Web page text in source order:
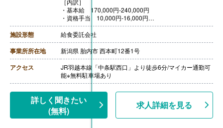
・基本給 170,000円-240,000円
・資格手当 10,000円-16,000円
［その他手当］
・早出手当 300円/回
・家族手当
・年末年始特別手当
・ライフプラン手当 5,610円-7,920円
※基本給の3.3％を拠出、入社時に確定拠出年金に加入す
るまたは給与に上乗せして受け取りするのいずれかを選
択
【通勤手当】あり（上限15,000円/月）
【昇給】あり（1月あたり1.00％-）※前年度実績
【退職金】あり※確定拠出年金
施設形態 給食委託会社
事業所所在地 新潟県 胎内市 西本町12番1号
アクセス
JR羽越本線「中条駅西口」より徒歩6分/マイカー通勤可
能※無料駐車場あり
詳しく聞きたい
(無料)
求人詳細を見る